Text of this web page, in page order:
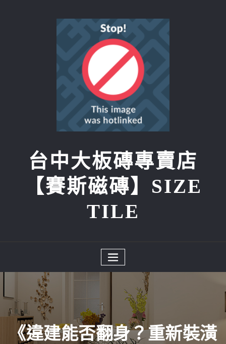
台中大板磚專賣店
【賽斯磁磚】SIZE
TILE
《違建能否翻身？重新裝潢